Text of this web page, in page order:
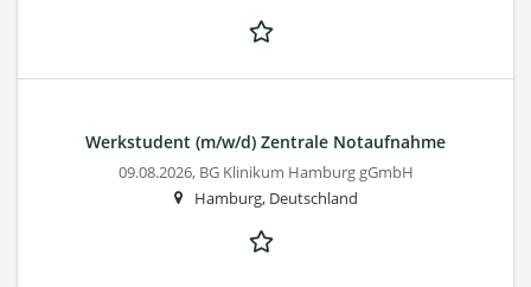
Werkstudent (m/w/d) Zentrale Notaufnahme
09.08.2026, BG Klinikum Hamburg gGmbH
Hamburg, Deutschland